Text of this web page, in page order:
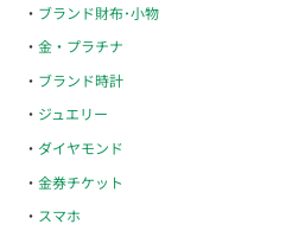
ブランド財布･小物
金・プラチナ
ブランド時計
ジュエリー
ダイヤモンド
金券チケット
スマホ